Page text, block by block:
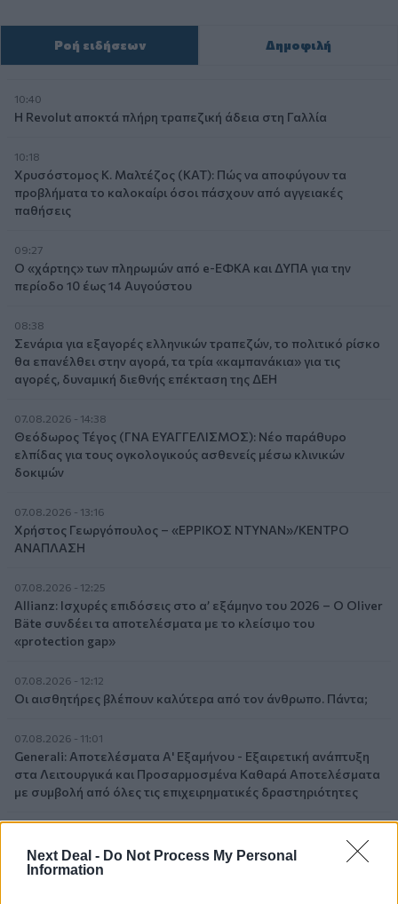
Next Deal - Do Not Process My Personal
Information
Ροή ειδήσεων Δημοφιλή
10:40
Η Revolut αποκτά πλήρη τραπεζική άδεια στη Γαλλία
10:18
Χρυσόστομος Κ. Μαλτέζος (ΚΑΤ): Πώς να αποφύγουν τα
προβλήματα το καλοκαίρι όσοι πάσχουν από αγγειακές
παθήσεις
09:27
Ο «χάρτης» των πληρωμών από e-ΕΦΚΑ και ΔΥΠΑ για την
περίοδο 10 έως 14 Αυγούστου
08:38
Σενάρια για εξαγορές ελληνικών τραπεζών, το πολιτικό ρίσκο
θα επανέλθει στην αγορά, τα τρία «καμπανάκια» για τις
αγορές, δυναμική διεθνής επέκταση της ΔΕΗ
07.08.2026 - 14:38
Θεόδωρος Τέγος (ΓΝΑ ΕΥΑΓΓΕΛΙΣΜΟΣ): Νέο παράθυρο
ελπίδας για τους ογκολογικούς ασθενείς μέσω κλινικών
δοκιμών
07.08.2026 - 13:16
Χρήστος Γεωργόπουλος – «ΕΡΡΙΚΟΣ ΝΤΥΝΑΝ»/ΚΕΝΤΡΟ
ΑΝΑΠΛΑΣΗ
07.08.2026 - 12:25
Allianz: Ισχυρές επιδόσεις στο α’ εξάμηνο του 2026 – Ο Oliver
Bäte συνδέει τα αποτελέσματα με το κλείσιμο του
«protection gap»
07.08.2026 - 12:12
Οι αισθητήρες βλέπουν καλύτερα από τον άνθρωπο. Πάντα;
07.08.2026 - 11:01
Generali: Αποτελέσματα Α' Εξαμήνου - Εξαιρετική ανάπτυξη
στα Λειτουργικά και Προσαρμοσμένα Καθαρά Αποτελέσματα
με συμβολή από όλες τις επιχειρηματικές δραστηριότητες
Ομαδικά Ασφαλιστικά προϊόντα Επαγγελματικής
Συνταξιοδότησης: Νέο πεδίο ανάπτυξης για ασφαλιστικές και